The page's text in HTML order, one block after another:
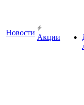
Новости
Акции